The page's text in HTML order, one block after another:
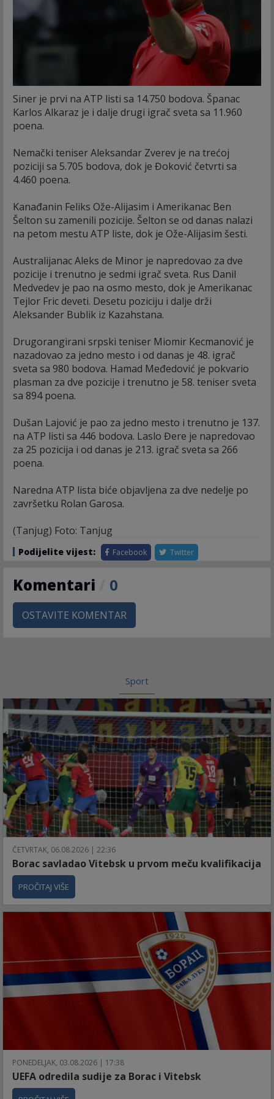
Siner je prvi na ATP listi sa 14.750 bodova. Španac
Karlos Alkaraz je i dalje drugi igrač sveta sa 11.960
poena.
Nemački teniser Aleksandar Zverev je na trećoj
poziciji sa 5.705 bodova, dok je Đoković četvrti sa
4.460 poena.
Kanađanin Feliks Ože-Alijasim i Amerikanac Ben
Šelton su zamenili pozicije. Šelton se od danas nalazi
na petom mestu ATP liste, dok je Ože-Alijasim šesti.
Australijanac Aleks de Minor je napredovao za dve
pozicije i trenutno je sedmi igrač sveta. Rus Danil
Medvedev je pao na osmo mesto, dok je Amerikanac
Tejlor Fric deveti. Desetu poziciju i dalje drži
Aleksander Bublik iz Kazahstana.
Drugorangirani srpski teniser Miomir Kecmanović je
nazadovao za jedno mesto i od danas je 48. igrač
sveta sa 980 bodova. Hamad Međedović je pokvario
plasman za dve pozicije i trenutno je 58. teniser sveta
sa 894 poena.
Dušan Lajović je pao za jedno mesto i trenutno je 137.
na ATP listi sa 446 bodova. Laslo Đere je napredovao
za 25 pozicija i od danas je 213. igrač sveta sa 266
poena.
Naredna ATP lista biće objavljena za dve nedelje po
završetku Rolan Garosa.
(Tanjug) Foto: Tanjug
Podijelite vijest: Facebook Twitter
Komentari 0
OSTAVITE KOMENTAR
Sport
ČETVRTAK, 06.08.2026 | 22:36
Borac savladao Vitebsk u prvom meču kvalifikacija
PROČITAJ VIŠE
PONEDELJAK, 03.08.2026 | 17:38
UEFA odredila sudije za Borac i Vitebsk